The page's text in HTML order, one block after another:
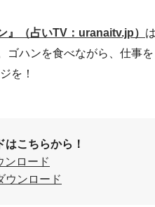
』（占いTV：uranaitv.jp）
ゴハンを食べながら、仕事
を！
こちらから！
ンロード
ウンロード